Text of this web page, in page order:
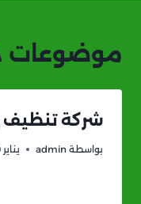
موضوعات
شركة تنظيف
بواسطة admin يناير 20, 2026